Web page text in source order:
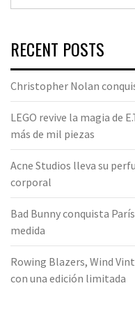
RECENT POSTS
Christopher Nolan
LEGO revive la magia de
más de mil piezas
Acne Studios lleva su
corporal
Bad Bunny conquista
medida
Rowing Blazers, Wind
con una edición limitada